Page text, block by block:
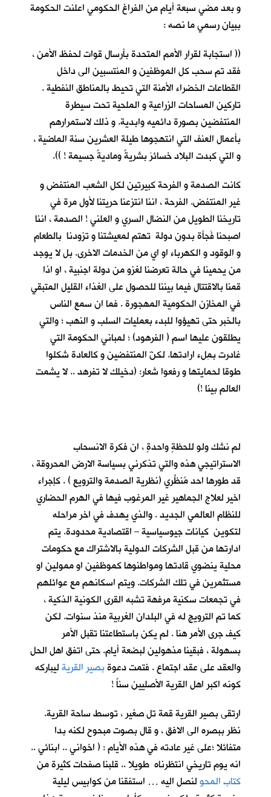
و بعد مضي سبعة أيام من الفراغ الحكومي اعلنت الحكومة
ببيان رسمي ما نصه :
(( استجابة لقرار الأمم المتحدة بأرسال قوات لحفظ الأمن ،
فقد تم سحب كل الموظفين و المنتسبين الى داخل
القطاعات الخضراء الأمنة التي تحيط بالمناطق النفطية .
تاركين المساحات الزراعية و الملحية تحت سيطرة
المنتفضين بصورة دائميه وابدية. و ذلك لاستمرارهم
بأعمال العنف التي انتهجوها طيلة العشرين سنة الماضية ،
و التي كبدت البلاد خسائرَ بشريةً وماديةً جسيمة ! )).
كانت الصدمة و الفرحة كبيرتين لكل الشعب المنتفض و
غير المنتفض. الفرحة ، اننا انتزعنا حريتنا لأول مرة في
تاريخنا الطويل من النضال السري و العلني ! الصدمة ، اننا
اصبحنا فَجأة بدون دولة تهتم لمعيشتنا و تزودنا بالطعام
و الوقود و الكهرباء او اي من الخدمات الاخرى. بل لا يوجد
من يحمينا في حالة تعرضنا لغزو من دولة اجنبية ، او اذا
قمنا بالاقتتال فيما بيننا للحصول على الغذاء القليل المتبقي
في المخازن الحكومية المهجورة . فما ان سمع الناس
بالخبر حتى تهيؤوا للبدء بعمليات السلب و النهب ؛ والتي
يطلقون عليها اسم ( الفرهود) ؛ لمباني الحكومة التي
غادرت بمِلء ارادتها. لكنّ المنتفضين و كالعادة شكلوا
طوقا لحمايتها و رفعوا شعار: (دخيلك لا تفرهد .. لا يشمت
العالم بينا !)
لم نشك ولو للحظةٍ واحدةٍ ، ان فكرة الانسحاب
الاستراتيجي هذه والتي تذكرني بسياسة الارض المحروقة ،
قد طورها احد مُنظِّري (نظرية الصدمة والترويع ) . كإجراء
اخير لعلاج الجماهير غير المرغوب فيها في الهرم الحضاري
للنظام العالمي الجديد . والذي يهدف في اخر مراحله
لتكوين كيانات جيوسياسية – اقتصادية محدودة. يتم
ادارتها من قبل الشركات الدولية بالاشتراك مع حكومات
محلية ينضوي قادتها ومواطنوها كموظفين او ممولين او
مستثمرين في تلك الشركات. ويتم اسكانهم مع عوائلهم
في تجمعات سكنية مرفهة تشبه القرى الكونية الذكية ،
كما تم الترويج له في البلدان الغربية منذ سنوات. لكن
كيف جرى الأمر هنا . لم يكن باستطاعتنا تقبل الأمر
بسهولة ، فبقينا مذهولين لبضعة أيام. حتى اتفق اهل الحل
والعقد على عقد اجتماع . فتمت دعوةبصير القريةليباركه
كونه اكبر اهل القرية الأصليين سناً !
ارتقى بصير القرية قمة تل صغير ، توسط ساحة القرية.
نظر ببصره الى الافق ، و قال بصوت مبحوح لكنه بدا
متفائلا ؛على غير عادته في هذه الأيام : ( اخواني .. ابنائي ..
انه يوم تاريخي انتظرناه طويلا .. قلبنا صفحات كثيرة من
كتاب المحولنصل اليه … استفقنا من كوابيس ليلية